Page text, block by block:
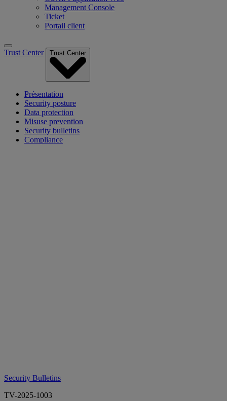
Management Console
Ticket
Portail client
Trust Center Trust Center
Présentation
Security posture
Data protection
Misuse prevention
Security bulletins
Compliance
Security Bulletins
TV-2025-1003